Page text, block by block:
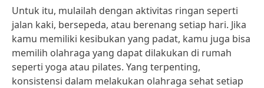
Untuk itu, mulailah dengan aktivitas ringan seperti
jalan kaki, bersepeda, atau berenang setiap hari. Jika
kamu memiliki kesibukan yang padat, kamu juga bisa
memilih olahraga yang dapat dilakukan di rumah
seperti yoga atau pilates. Yang terpenting,
konsistensi dalam melakukan olahraga sehat setiap